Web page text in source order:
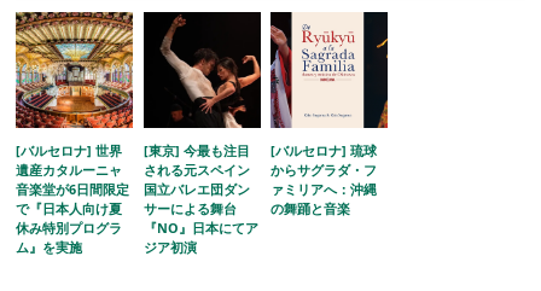
[バルセロナ] 世界
遺産カタルーニャ
音楽堂が6日間限定
で『日本人向け夏
休み特別プログラ
ム』を実施
[東京] 今最も注目
される元スペイン
国立バレエ団ダン
サーによる舞台
『NO』日本にてア
ジア初演
[バルセロナ] 琉球
からサグラダ・フ
ァミリアへ：沖縄
の舞踊と音楽